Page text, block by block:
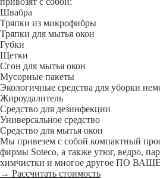
Швабра
Тряпки из микрофибры
Тряпки для мытья окон
Губки
Щетки
Сгон для мытья окон
Мусорные пакеты
Экологичные средства для уборки
Жироудалитель
Средство для дезинфекции
Универсальное средство
Средство для мытья окон
Мы привезем с собой компактный
фирмы Soteco, а также утюг, ведро,
химчистки и многое другое ПО
→ Рассчитать стоимость